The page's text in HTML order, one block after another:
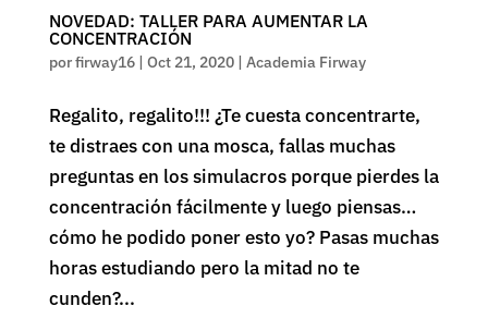
NOVEDAD: TALLER PARA AUMENTAR LA
CONCENTRACIÓN
porfirway16| Oct 21, 2020| Academia Firway
Regalito, regalito!!! ¿Te cuesta concentrarte,
te distraes con una mosca, fallas muchas
preguntas en los simulacros porque pierdes la
concentración fácilmente y luego piensas…
cómo he podido poner esto yo? Pasas muchas
horas estudiando pero la mitad no te
cunden?...